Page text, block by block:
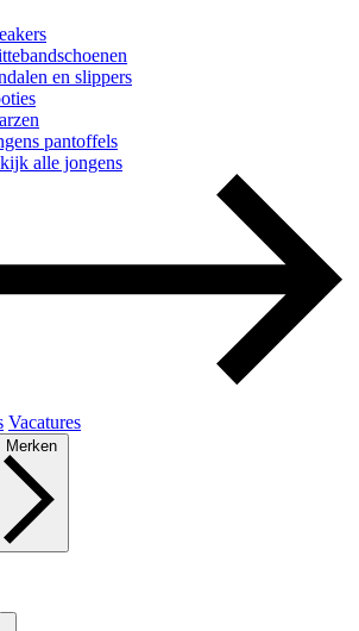
en slippers
pantoffels
alle jongens
Vacatures
Merken